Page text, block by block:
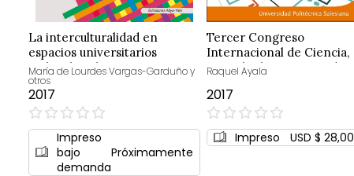
La interculturalidad en
espacios universitarios
multiculturales
María de Lourdes Vargas-Garduño y
otros
2017
0%
Impreso
bajo
demanda
Próximamente
Tercer Congreso
Internacional de Ciencia,
Tecnología e Innovación
para la Sociedad
Raquel Ayala
2017
0%
Impreso USD $ 28,00